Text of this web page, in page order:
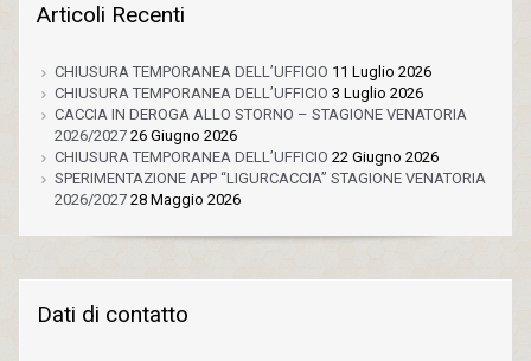
Articoli Recenti
CHIUSURA TEMPORANEA DELL’UFFICIO 11 Luglio 2026
CHIUSURA TEMPORANEA DELL’UFFICIO 3 Luglio 2026
CACCIA IN DEROGA ALLO STORNO – STAGIONE VENATORIA
2026/2027 26 Giugno 2026
CHIUSURA TEMPORANEA DELL’UFFICIO 22 Giugno 2026
SPERIMENTAZIONE APP “LIGURCACCIA” STAGIONE VENATORIA
2026/2027 28 Maggio 2026
Dati di contatto